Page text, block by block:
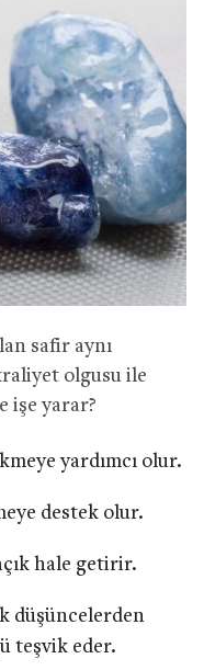
safir aynı
olgusu ile
işe yarar?
yardımcı olur.
destek olur.
hale getirir.
düşüncelerden
teşvik eder.